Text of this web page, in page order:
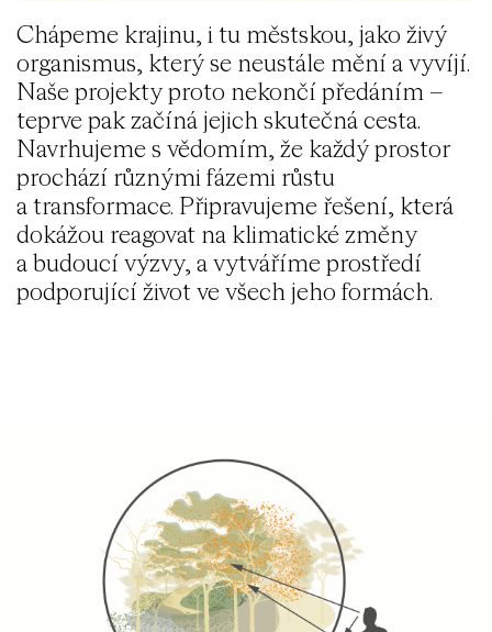
Chápeme krajinu, i tu městskou, jako živý
organismus, který se neustále mění a vyvíjí.
Naše projekty proto nekončí předáním –
teprve pak začíná jejich skutečná cesta.
Navrhujeme s vědomím, že každý prostor
prochází různými fázemi růstu
a transformace. Připravujeme řešení, která
dokážou reagovat na klimatické změny
a budoucí výzvy, a vytváříme prostředí
podporující život ve všech jeho formách.